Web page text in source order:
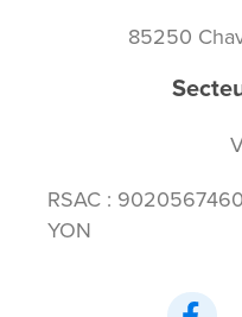
85250
RSAC :
YON